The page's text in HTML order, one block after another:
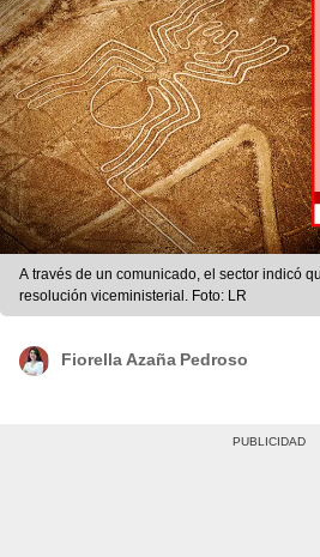
A través de un comunicado, el sector indicó
resolución viceministerial. Foto: LR
Fiorella Azaña Pedroso